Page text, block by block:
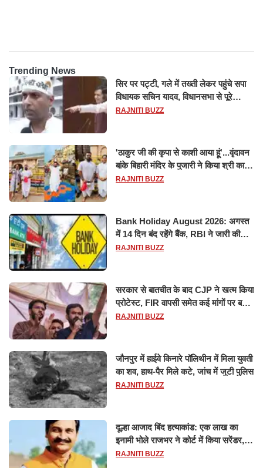
Trending News
सिर पर पट्टी, गले में तख्ती लेकर पहुंचे सपा
विधायक सचिन यादव, विधानसभा से पूरे
मानसून सत्र के लिए किया गया निलंबित
RAJNITI BUZZ
'ठाकुर जी की कृपा से काशी आया हूं'...वृंदावन
बांके बिहारी मंदिर के पुजारी ने किया श्री काशी
विश्वनाथ का जलाभिषेक
RAJNITI BUZZ
Bank Holiday August 2026: अगस्त
में 14 दिन बंद रहेंगे बैंक, RBI ने जारी की
छुट्टियों की लिस्ट​​​​​​​
RAJNITI BUZZ
सरकार से बातचीत के बाद CJP ने खत्म किया
प्रोटेस्ट, FIR वापसी समेत कई मांगों पर बनी
सहमति
RAJNITI BUZZ
जौनपुर में हाईवे किनारे पॉलिथीन में मिला युवती
का शव, हाथ-पैर मिले कटे, जांच में जुटी पुलिस
RAJNITI BUZZ
दूल्हा आजाद बिंद हत्याकांड: एक लाख का
इनामी भोले राजभर ने कोर्ट में किया सरेंडर,
14 दिन के लिए भेजा गया जेल
RAJNITI BUZZ